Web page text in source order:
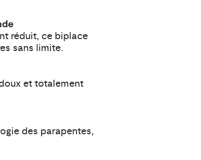
réduit, ce biplace
sans limite.
et totalement
des parapentes,